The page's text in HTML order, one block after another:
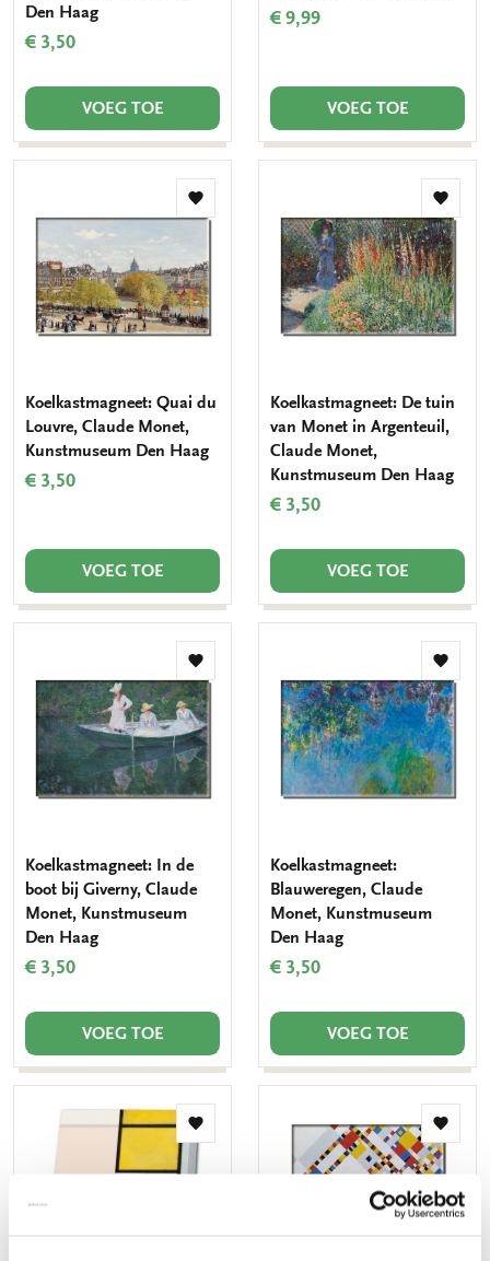
Den Haag
€ 3,50
VOEG TOE
€ 9,99
VOEG TOE
Toevoegen
aan
Koelkastmagneet: Quai du
Louvre, Claude Monet,
Kunstmuseum Den Haag
€ 3,50
VOEG TOE
aan
Koelkastmagneet: De tuin
van Monet in Argenteuil,
Claude Monet,
Kunstmuseum Den Haag
€ 3,50
VOEG TOE
Toevoegen
aan
verlanglijst
Koelkastmagneet: In de
boot bij Giverny, Claude
Monet, Kunstmuseum
Den Haag
€ 3,50
VOEG TOE
aan
Koelkastmagneet:
Blauweregen, Claude
Monet, Kunstmuseum
Den Haag
€ 3,50
VOEG TOE
Toevoegen
aan
verlanglijst
aan